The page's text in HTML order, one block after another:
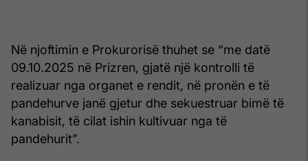
Në njoftimin e Prokurorisë thuhet se “me datë
09.10.2025 në Prizren, gjatë një kontrolli të
realizuar nga organet e rendit, në pronën e të
pandehurve janë gjetur dhe sekuestruar bimë të
kanabisit, të cilat ishin kultivuar nga të
pandehurit”.